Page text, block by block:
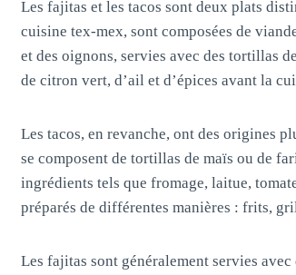
Les fajitas et les tacos sont deux plats
cuisine tex-mex, sont composées de
et des oignons, servies avec des tortillas
de citron vert, d’ail et d’épices avant la
Les tacos, en revanche, ont des origines
se composent de tortillas de maïs ou de
ingrédients tels que fromage, laitue,
préparés de différentes manières : frits,
Les fajitas sont généralement servies